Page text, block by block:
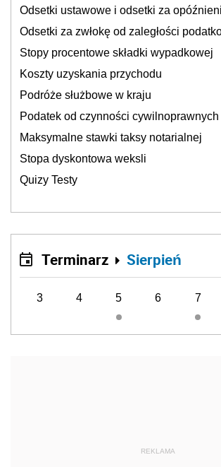
Odsetki ustawowe i odsetki za
Odsetki za zwłokę od zaległości
Stopy procentowe składki wypadkowej
Koszty uzyskania przychodu
Podróże służbowe w kraju
Podatek od czynności cywilnoprawnych
Maksymalne stawki taksy notarialnej
Stopa dyskontowa weksli
Quizy Testy
Terminarz Sierpień
3 4 5 6 7
REKLAMA